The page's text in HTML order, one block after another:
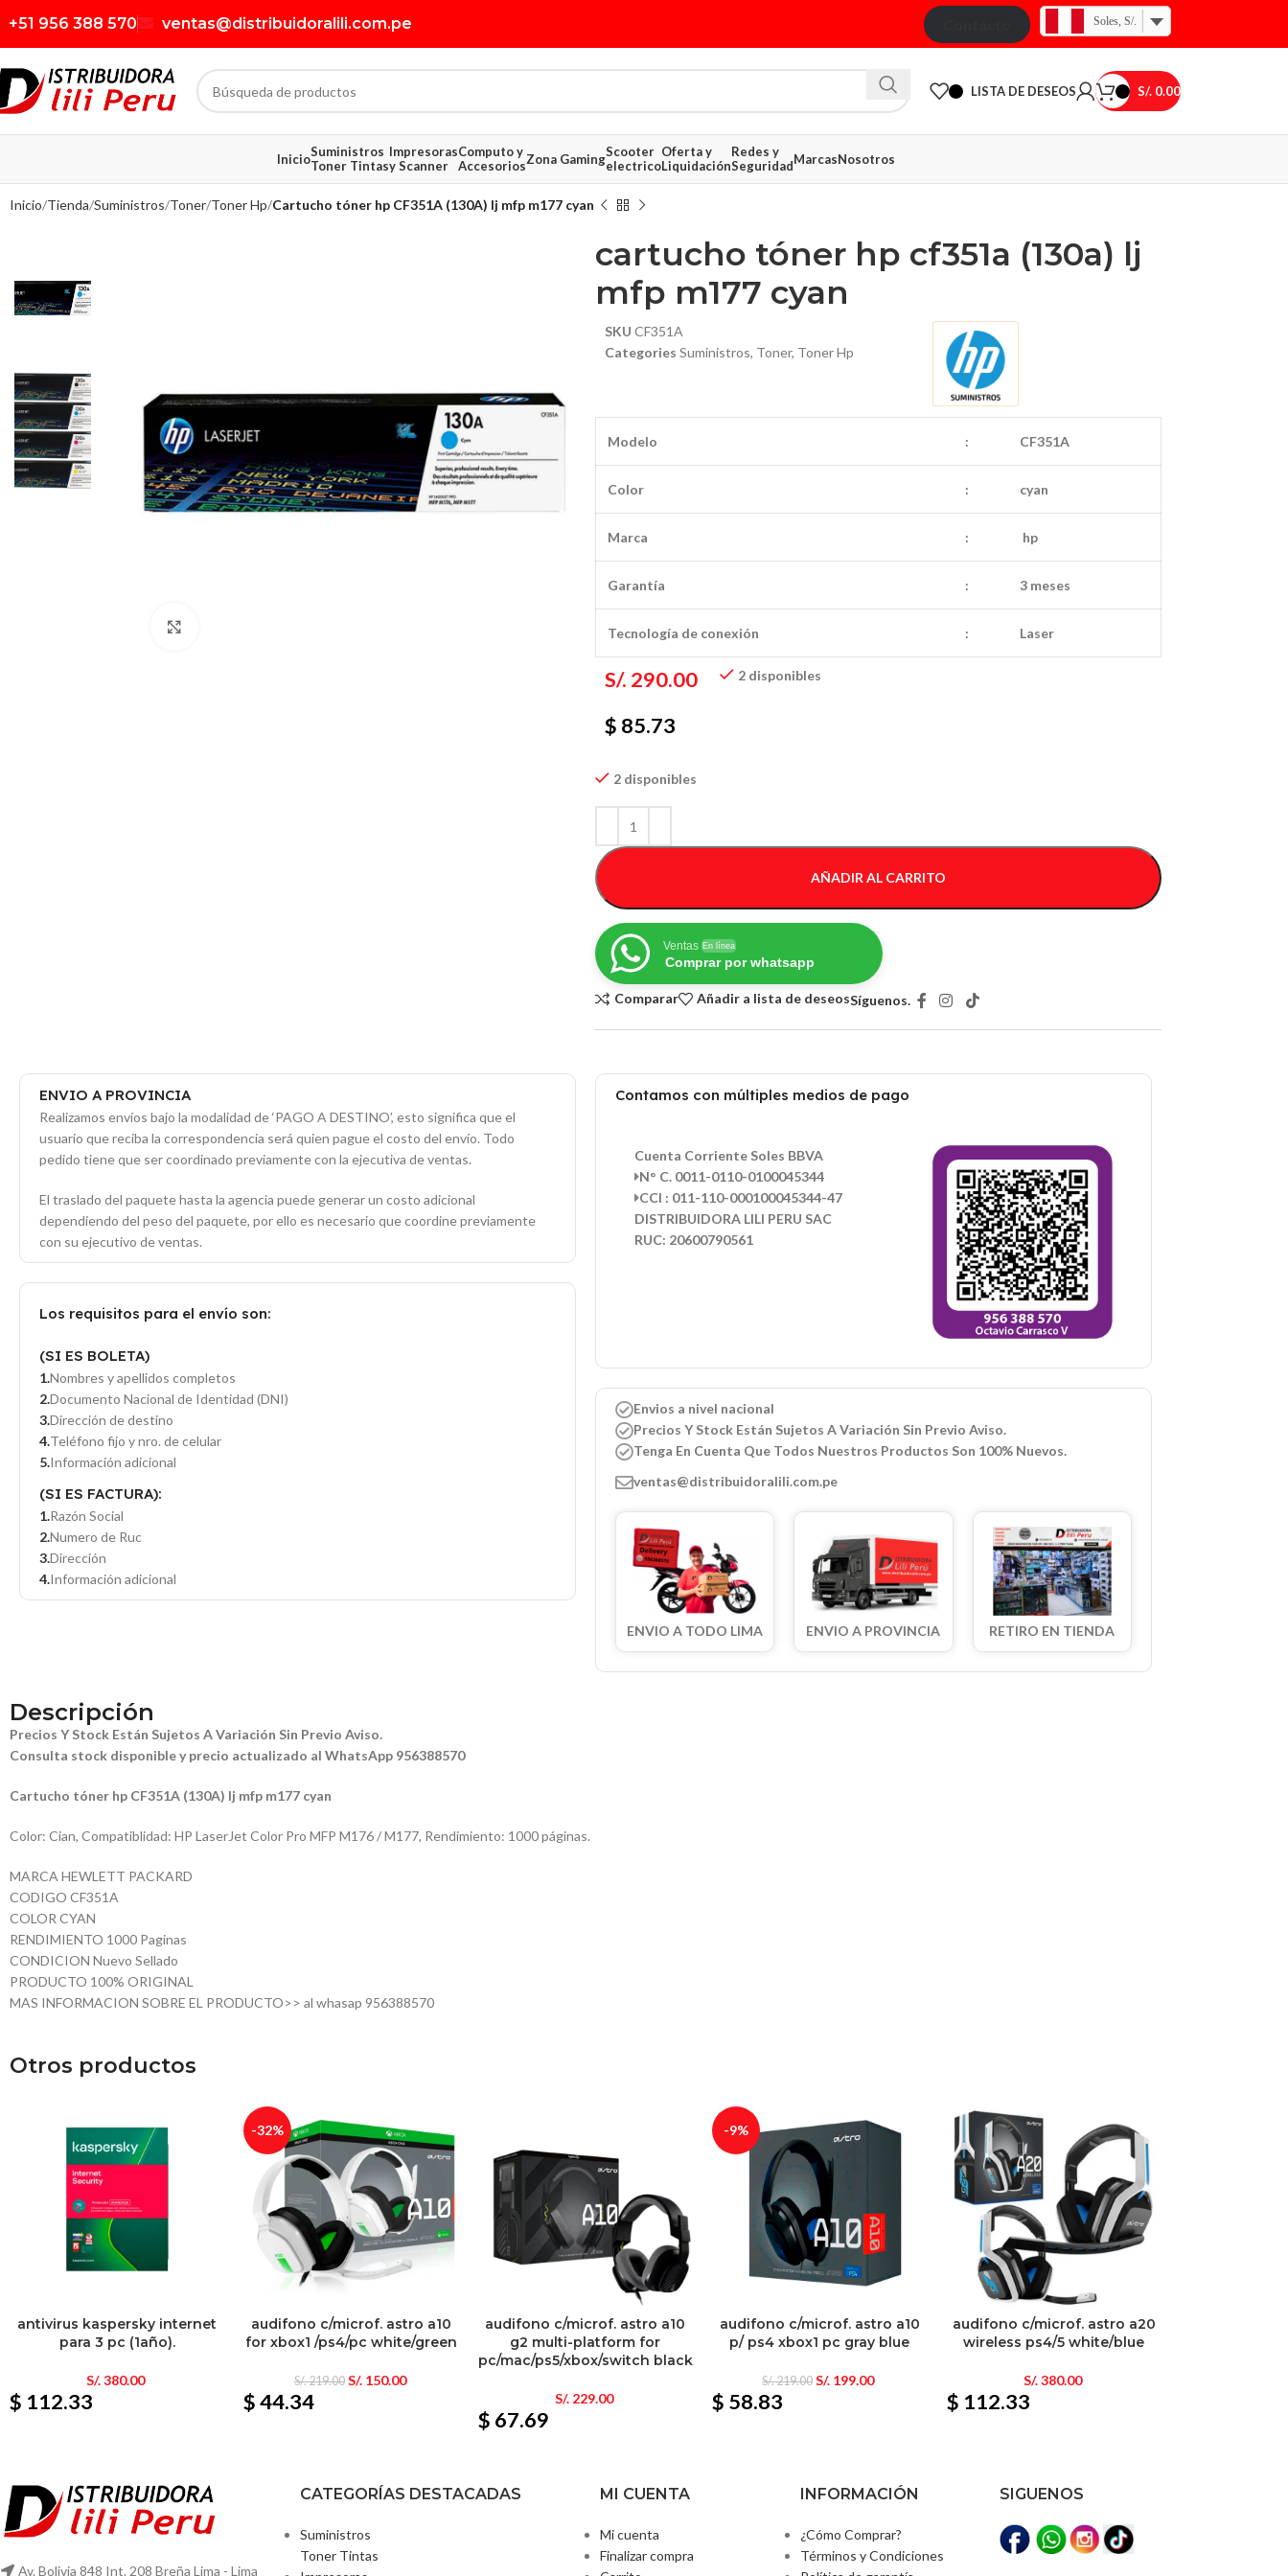
+51 956 388 570 ventas@distribuidoralili.com.pe Soles, S/.
LISTA DE DESEOS S/. 0.00
InicioSuministros
Toner Tintas
Impresoras
y Scanner
Computo y
AccesoriosZona GamingScooter
electrico
Oferta y
Liquidación
Redes y
SeguridadMarcasNosotros
Inicio Tienda Suministros Toner Toner Hp Cartucho tóner hp CF351A (130A) lj mfp m177 cyan
cartucho tóner hp cf351a (130a) lj
mfp m177 cyan
SKU CF351A
Categories Suministros, Toner, Toner Hp
Modelo : CF351A
Color : cyan
Marca : hp
Garantía : 3 meses
Tecnología de conexión : Laser
S/. 290.00
$ 85.73
2 disponibles
2 disponibles
AÑADIR AL CARRITO
Ventas En línea
Comprar por whatsapp
Comparar Añadir a lista de deseosSíguenos.
ENVIO A PROVINCIA
Realizamos envíos bajo la modalidad de ‘PAGO A DESTINO’, esto significa que el
usuario que reciba la correspondencia será quien pague el costo del envío. Todo
pedido tiene que ser coordinado previamente con la ejecutiva de ventas.
El traslado del paquete hasta la agencia puede generar un costo adicional
dependiendo del peso del paquete, por ello es necesario que coordine previamente
con su ejecutivo de ventas.
Los requisitos para el envío son:
(SI ES BOLETA)
Nombres y apellidos completos
Documento Nacional de Identidad (DNI)
Dirección de destino
Teléfono fijo y nro. de celular
Información adicional
(SI ES FACTURA):
Razón Social
Numero de Ruc
Dirección
Información adicional
Contamos con múltiples medios de pago
Cuenta Corriente Soles BBVA
N° C. 0011-0110-0100045344
CCI : 011-110-000100045344-47
DISTRIBUIDORA LILI PERU SAC
RUC: 20600790561
Envios a nivel nacional
Precios Y Stock Están Sujetos A Variación Sin Previo Aviso.
Tenga En Cuenta Que Todos Nuestros Productos Son 100% Nuevos.
ventas@distribuidoralili.com.pe
ENVIO A TODO LIMA ENVIO A PROVINCIA RETIRO EN TIENDA
Descripción
Precios Y Stock Están Sujetos A Variación Sin Previo Aviso.
Consulta stock disponible y precio actualizado al WhatsApp 956388570
Cartucho tóner hp CF351A (130A) lj mfp m177 cyan
Color: Cian, Compatiblidad: HP LaserJet Color Pro MFP M176 / M177, Rendimiento: 1000 páginas.
MARCA HEWLETT PACKARD
CODIGO CF351A
COLOR CYAN
RENDIMIENTO 1000 Paginas
CONDICION Nuevo Sellado
PRODUCTO 100% ORIGINAL
MAS INFORMACION SOBRE EL PRODUCTO>> al whasap 956388570
Otros productos
antivirus kaspersky internet
para 3 pc (1año).
S/.380.00
$ 112.33
-32%
audifono c/microf. astro a10
for xbox1 /ps4/pc white/green
S/.219.00 S/.150.00
$ 44.34
audifono c/microf. astro a10
g2 multi-platform for
pc/mac/ps5/xbox/switch black
S/.229.00
$ 67.69
-9%
audifono c/microf. astro a10
p/ ps4 xbox1 pc gray blue
S/.219.00 S/. 199.00
$ 58.83
audifono c/microf. astro a20
wireless ps4/5 white/blue
S/.380.00
$ 112.33
Av. Bolivia 848 Int. 208 Breña Lima - Lima
CATEGORÍAS DESTACADAS
Suministros
Toner Tintas
MI CUENTA
Mi cuenta
Finalizar compra
INFORMACIÓN
¿Cómo Comprar?
Términos y Condiciones
SIGUENOS